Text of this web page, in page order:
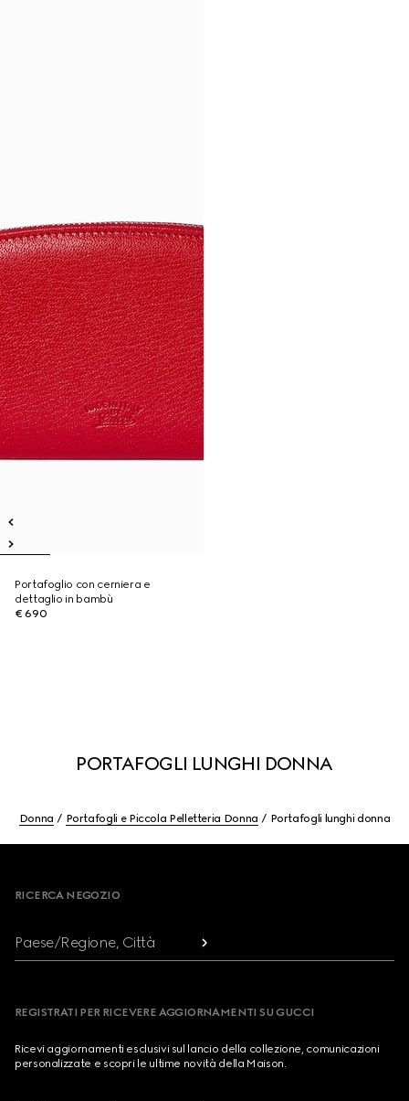
Portafoglio con cerniera e
dettaglio in bambù
€ 690
PORTAFOGLI LUNGHI DONNA
Donna Portafogli e Piccola Pelletteria Donna Portafogli lunghi donna
RICERCA NEGOZIO
Paese/Regione, Città
REGISTRATI PER RICEVERE AGGIORNAMENTI SU GUCCI
Ricevi aggiornamenti esclusivi sul lancio della collezione, comunicazioni
personalizzate e scopri le ultime novità della Maison.